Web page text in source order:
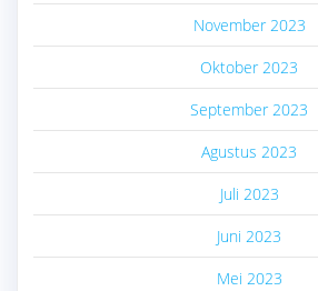
November 2023
Oktober 2023
September 2023
Agustus 2023
Juli 2023
Juni 2023
Mei 2023